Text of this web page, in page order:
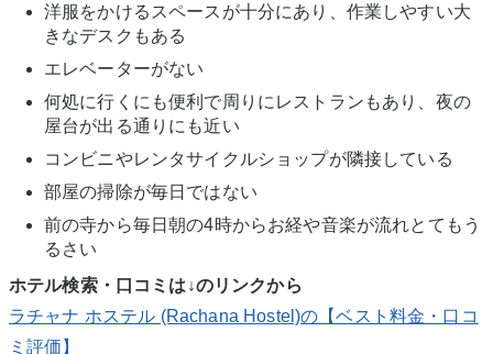
洋服をかけるスペースが十分にあり、作業しやすい大
きなデスクもある
エレベーターがない
何処に行くにも便利で周りにレストランもあり、夜の
屋台が出る通りにも近い
コンビニやレンタサイクルショップが隣接している
部屋の掃除が毎日ではない
前の寺から毎日朝の4時からお経や音楽が流れとてもう
るさい
ホテル検索・口コミは↓のリンクから
ラチャナ ホステル (Rachana Hostel)の【ベスト料金・口コ
ミ評価】